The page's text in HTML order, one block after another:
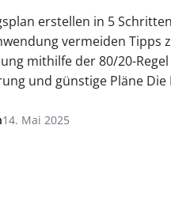
erstellen in 5
vermeiden Tipps
mithilfe der 80/20-
und günstige Pläne
14. Mai 2025